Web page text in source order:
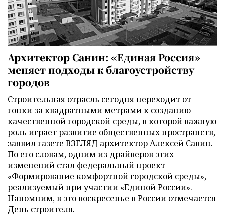
Архитектор Санин: «Единая Россия»
меняет подходы к благоустройству
городов
Строительная отрасль сегодня переходит от
гонки за квадратными метрами к созданию
качественной городской среды, в которой важную
роль играет развитие общественных пространств,
заявил газете ВЗГЛЯД архитектор Алексей Савин.
По его словам, одним из драйверов этих
изменений стал федеральный проект
«Формирование комфортной городской среды»,
реализуемый при участии «Единой России».
Напомним, в это воскресенье в России отмечается
День строителя.